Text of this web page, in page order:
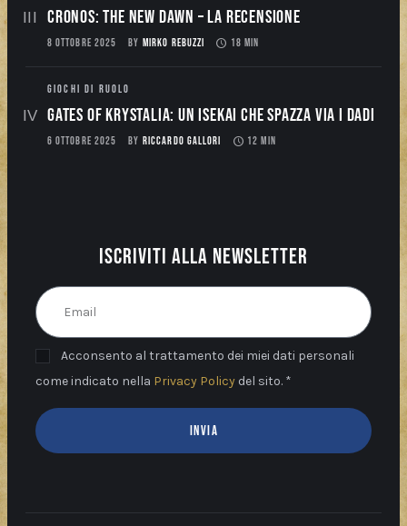
CRONOS: THE NEW DAWN – La Recensione
8 OTTOBRE 2025 BY MIRKO REBUZZI 18 MIN
GIOCHI DI RUOLO
Gates of Krystalia: Un Isekai che spazza via i dadi
6 OTTOBRE 2025 BY RICCARDO GALLORI 12 MIN
Iscriviti alla newsletter
Acconsento al trattamento dei miei dati personali
come indicato nella Privacy Policydel sito. *
INVIA